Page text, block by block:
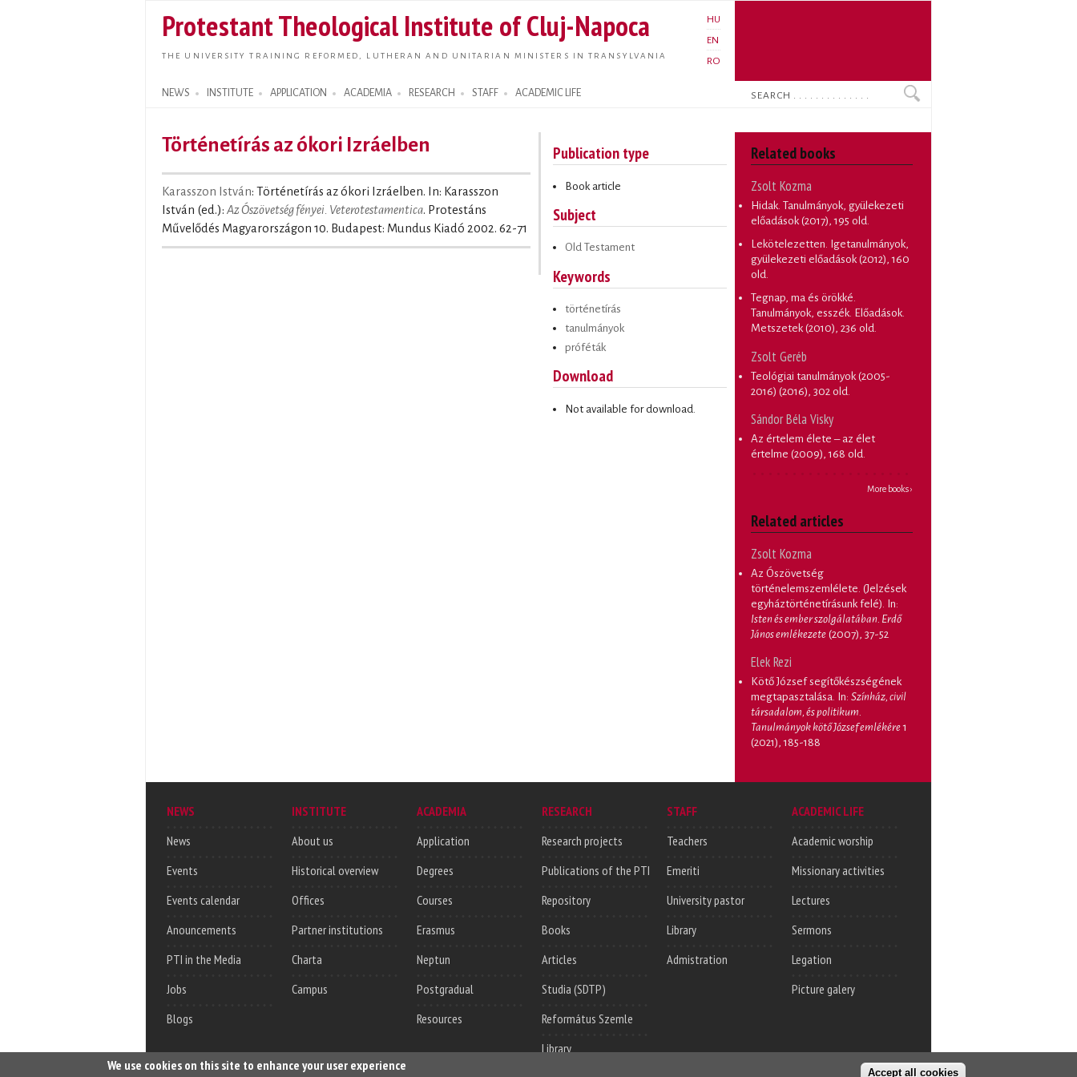
main
content
Protestant Theological Institute of Cluj-Napoca
THE UNIVERSITY TRAINING REFORMED, LUTHERAN AND UNITARIAN MINISTERS IN TRANSYLVANIA
HU
EN
RO
NEWS INSTITUTE APPLICATION ACADEMIA RESEARCH STAFF ACADEMIC LIFE
Search form
Search
Történetírás az ókori Izráelben
Karasszon István: Történetírás az ókori Izráelben. In: Karasszon
István (ed.): Az Ószövetség fényei. Veterotestamentica. Protestáns
Művelődés Magyarországon 10. Budapest: Mundus Kiadó 2002. 62-71
Publication type
Book article
Subject
Old Testament
Keywords
történetírás
tanulmányok
próféták
Download
Not available for download.
Related books
Zsolt Kozma
Hidak. Tanulmányok, gyülekezeti
előadások (2017), 195 old.
Lekötelezetten. Igetanulmányok,
gyülekezeti előadások (2012), 160
old.
Tegnap, ma és örökké.
Tanulmányok, esszék. Előadások.
Metszetek (2010), 236 old.
Zsolt Geréb
Teológiai tanulmányok (2005-
2016) (2016), 302 old.
Sándor Béla Visky
Az értelem élete – az élet
értelme (2009), 168 old.
More books ›
Related articles
Zsolt Kozma
Az Ószövetség
történelemszemlélete. (Jelzések
egyháztörténetírásunk felé) . In:
Isten és ember szolgálatában. Erdő
János emlékezete (2007), 37-52
Elek Rezi
Kötő József segítőkészségének
megtapasztalása. In: Színház, civil
társadalom, és politikum.
Tanulmányok kötő József emlékére1
(2021), 185-188
NEWS
News
Events
Events calendar
Anouncements
PTI in the Media
Jobs
Blogs
INSTITUTE
About us
Historical overview
Offices
Partner institutions
Charta
Campus
ACADEMIA
Application
Degrees
Courses
Erasmus
Neptun
Postgradual
Resources
RESEARCH
Research projects
Publications of the PTI
Repository
Books
Articles
Studia (SDTP)
Református Szemle
Library
STAFF
Teachers
Emeriti
University pastor
Library
Admistration
ACADEMIC LIFE
Academic worship
Missionary activities
Lectures
Sermons
Legation
Picture galery
We use cookies on this site to enhance your user experience Accept all cookies